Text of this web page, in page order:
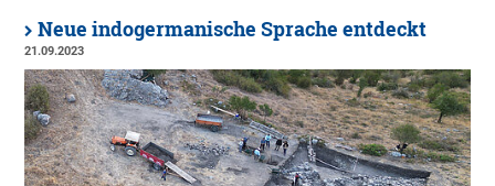
Neue indogermanische Sprache entdeckt
21.09.2023